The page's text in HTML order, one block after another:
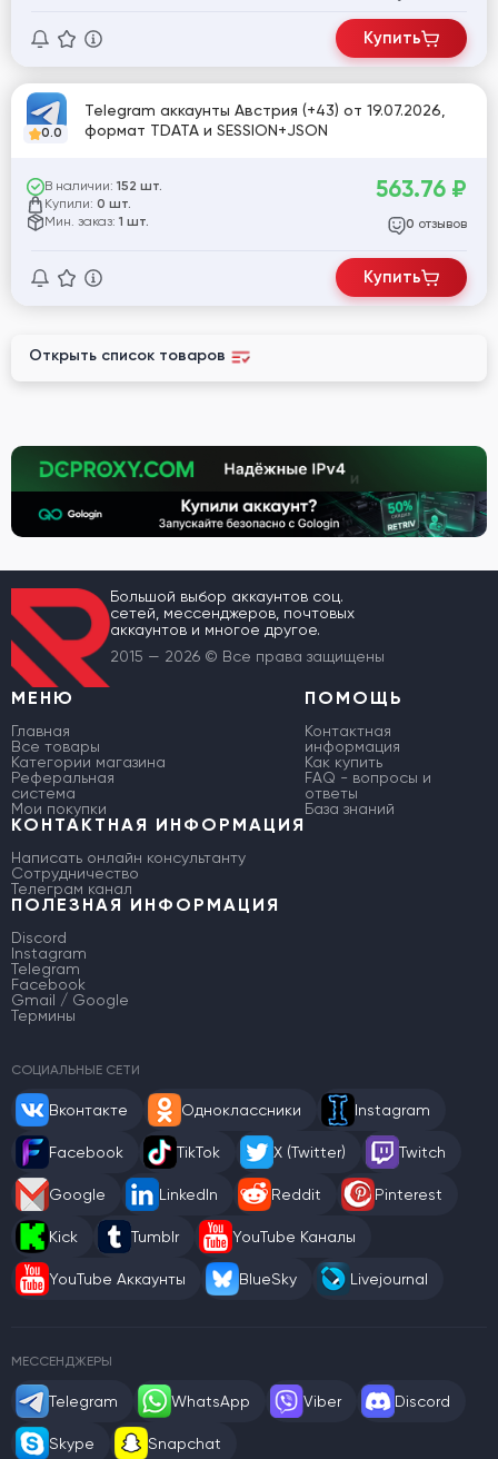
Купить
0.0
Telegram аккаунты Австрия (+43) от 19.07.2026,
формат TDATA и SESSION+JSON
В наличии: 152 шт.
Купили: 0 шт.
Мин. заказ: 1 шт.
563.76 ₽
0 отзывов
Купить
Открыть список товаров
Большой выбор аккаунтов соц.
сетей, мессенджеров, почтовых
аккаунтов и многое другое.
2015 — 2026 © Все права защищены
МЕНЮ
Главная
Все товары
Категории магазина
Реферальная
система
Мои покупки
ПОМОЩЬ
Контактная
информация
Как купить
FAQ - вопросы и
ответы
База знаний
КОНТАКТНАЯ ИНФОРМАЦИЯ
Написать онлайн консультанту
Сотрудничество
Телеграм канал
ПОЛЕЗНАЯ ИНФОРМАЦИЯ
Discord
Instagram
Telegram
Facebook
Gmail / Google
Термины
СОЦИАЛЬНЫЕ СЕТИ
Вконтакте Одноклассники Instagram
Facebook TikTok X (Twitter) Twitch
Google LinkedIn Reddit Pinterest
Kick Tumblr YouTube Каналы
YouTube Аккаунты BlueSky Livejournal
МЕССЕНДЖЕРЫ
Telegram WhatsApp Viber Discord
Skype Snapchat